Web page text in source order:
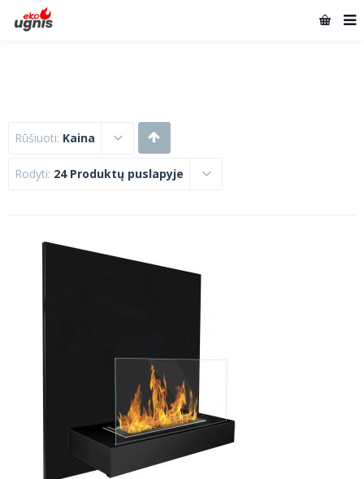
Rūšiuoti: Kaina
Rodyti: 24 Produktų puslapyje